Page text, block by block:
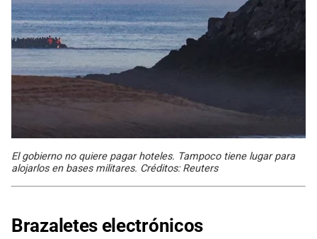
El gobierno no quiere pagar hoteles. Tampoco tiene lugar para
alojarlos en bases militares. Créditos: Reuters
Brazaletes electrónicos